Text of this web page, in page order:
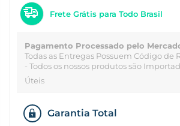
Frete Grátis para Todo Brasil
Pagamento Processado pelo
Todas as Entregas Possuem Código de
- Todos os nossos produtos são
Úteis
Garantia Total